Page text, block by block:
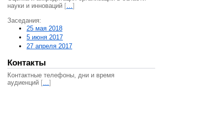
науки и инноваций […]
Заседания:
25 мая 2018
5 июня 2017
27 апреля 2017
Контакты
Контактные телефоны, дни и время
аудиенций […]